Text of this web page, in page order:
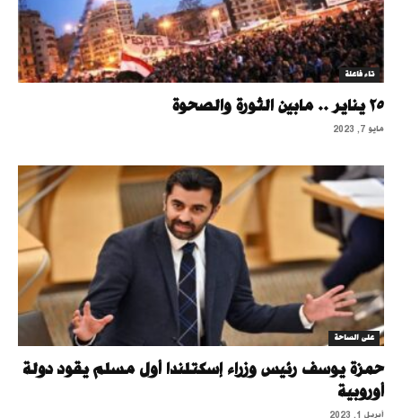
تاء فاعلة
٢٥ يناير .. مابين الثورة والصحوة
مايو 7, 2023
على الساحة
حمزة يوسف رئيس وزراء إسكتلندا أول مسلم يقود دولة
أوروبية
أبريل 1, 2023